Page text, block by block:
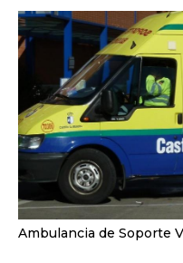
Ambulancia de Soporte